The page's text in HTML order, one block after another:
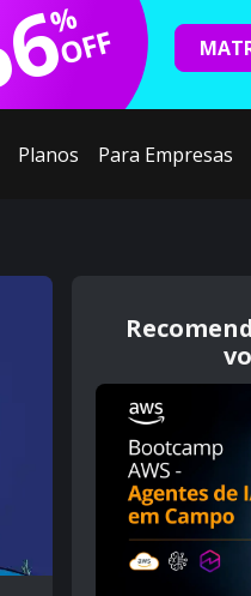
%
OFF
Planos Para Empresas